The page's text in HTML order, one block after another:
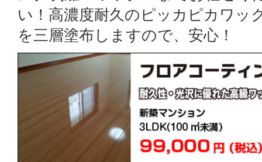
い！高濃度耐久のピッカピカワッ
を三層塗布しますので、安心！